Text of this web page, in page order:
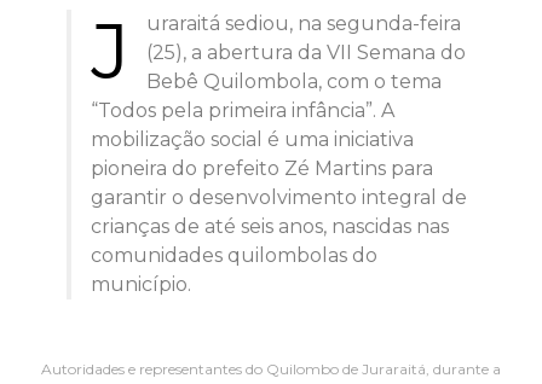
J
uraraitá sediou, na segunda-feira
(25), a abertura da VII Semana do
Bebê Quilombola, com o tema
“Todos pela primeira infância”. A
mobilização social é uma iniciativa
pioneira do prefeito Zé Martins para
garantir o desenvolvimento integral de
crianças de até seis anos, nascidas nas
comunidades quilombolas do
município.
Autoridades e representantes do Quilombo de Juraraitá, durante a